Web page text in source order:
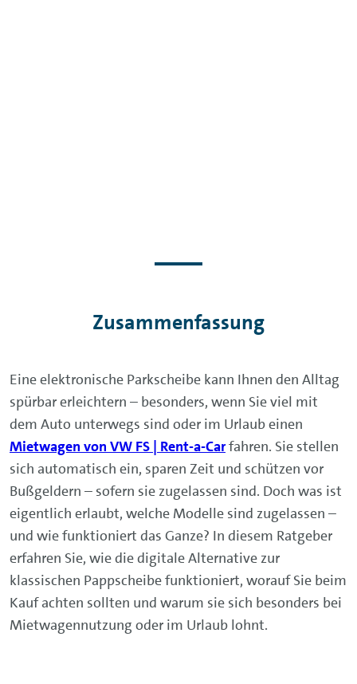
Zusammenfassung
Eine elektronische Parkscheibe kann Ihnen den Alltag
spürbar erleichtern – besonders, wenn Sie viel mit
dem Auto unterwegs sind oder im Urlaub einen
Mietwagen von VW FS | Rent-a-Carfahren. Sie stellen
sich automatisch ein, sparen Zeit und schützen vor
Bußgeldern – sofern sie zugelassen sind. Doch was ist
eigentlich erlaubt, welche Modelle sind zugelassen –
und wie funktioniert das Ganze? In diesem Ratgeber
erfahren Sie, wie die digitale Alternative zur
klassischen Pappscheibe funktioniert, worauf Sie beim
Kauf achten sollten und warum sie sich besonders bei
Mietwagennutzung oder im Urlaub lohnt.